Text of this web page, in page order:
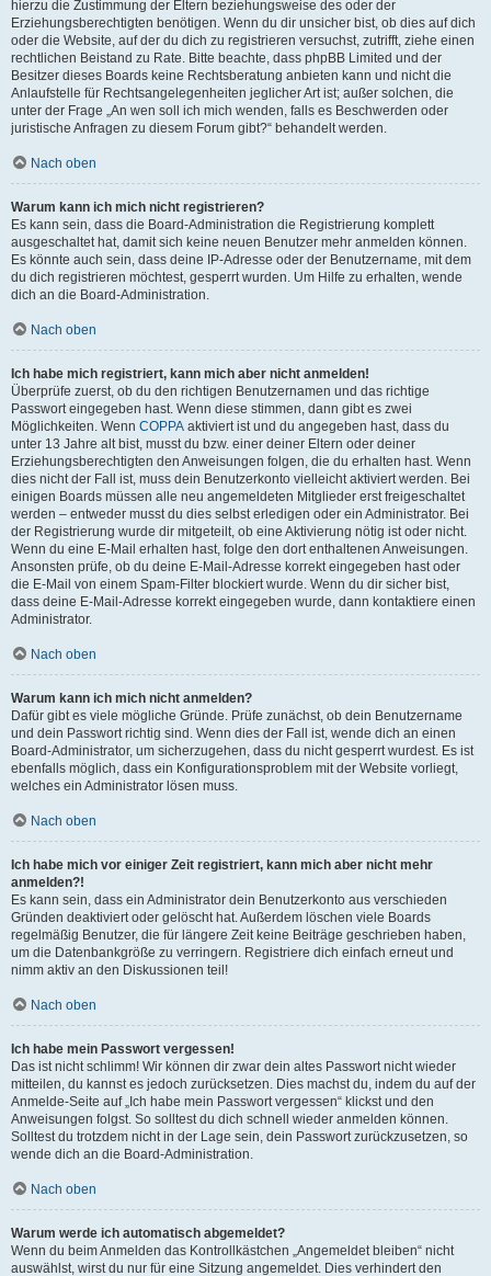
hierzu die Zustimmung der Eltern beziehungsweise des oder der
Erziehungsberechtigten benötigen. Wenn du dir unsicher bist, ob dies auf dich
oder die Website, auf der du dich zu registrieren versuchst, zutrifft, ziehe einen
rechtlichen Beistand zu Rate. Bitte beachte, dass phpBB Limited und der
Besitzer dieses Boards keine Rechtsberatung anbieten kann und nicht die
Anlaufstelle für Rechtsangelegenheiten jeglicher Art ist; außer solchen, die
unter der Frage „An wen soll ich mich wenden, falls es Beschwerden oder
juristische Anfragen zu diesem Forum gibt?“ behandelt werden.
Nach oben
Warum kann ich mich nicht registrieren?
Es kann sein, dass die Board-Administration die Registrierung komplett
ausgeschaltet hat, damit sich keine neuen Benutzer mehr anmelden können.
Es könnte auch sein, dass deine IP-Adresse oder der Benutzername, mit dem
du dich registrieren möchtest, gesperrt wurden. Um Hilfe zu erhalten, wende
dich an die Board-Administration.
Nach oben
Ich habe mich registriert, kann mich aber nicht anmelden!
Überprüfe zuerst, ob du den richtigen Benutzernamen und das richtige
Passwort eingegeben hast. Wenn diese stimmen, dann gibt es zwei
Möglichkeiten. Wenn COPPA aktiviert ist und du angegeben hast, dass du
unter 13 Jahre alt bist, musst du bzw. einer deiner Eltern oder deiner
Erziehungsberechtigten den Anweisungen folgen, die du erhalten hast. Wenn
dies nicht der Fall ist, muss dein Benutzerkonto vielleicht aktiviert werden. Bei
einigen Boards müssen alle neu angemeldeten Mitglieder erst freigeschaltet
werden – entweder musst du dies selbst erledigen oder ein Administrator. Bei
der Registrierung wurde dir mitgeteilt, ob eine Aktivierung nötig ist oder nicht.
Wenn du eine E-Mail erhalten hast, folge den dort enthaltenen Anweisungen.
Ansonsten prüfe, ob du deine E-Mail-Adresse korrekt eingegeben hast oder
die E-Mail von einem Spam-Filter blockiert wurde. Wenn du dir sicher bist,
dass deine E-Mail-Adresse korrekt eingegeben wurde, dann kontaktiere einen
Administrator.
Nach oben
Warum kann ich mich nicht anmelden?
Dafür gibt es viele mögliche Gründe. Prüfe zunächst, ob dein Benutzername
und dein Passwort richtig sind. Wenn dies der Fall ist, wende dich an einen
Board-Administrator, um sicherzugehen, dass du nicht gesperrt wurdest. Es ist
ebenfalls möglich, dass ein Konfigurationsproblem mit der Website vorliegt,
welches ein Administrator lösen muss.
Nach oben
Ich habe mich vor einiger Zeit registriert, kann mich aber nicht mehr
anmelden?!
Es kann sein, dass ein Administrator dein Benutzerkonto aus verschieden
Gründen deaktiviert oder gelöscht hat. Außerdem löschen viele Boards
regelmäßig Benutzer, die für längere Zeit keine Beiträge geschrieben haben,
um die Datenbankgröße zu verringern. Registriere dich einfach erneut und
nimm aktiv an den Diskussionen teil!
Nach oben
Ich habe mein Passwort vergessen!
Das ist nicht schlimm! Wir können dir zwar dein altes Passwort nicht wieder
mitteilen, du kannst es jedoch zurücksetzen. Dies machst du, indem du auf der
Anmelde-Seite auf „Ich habe mein Passwort vergessen“ klickst und den
Anweisungen folgst. So solltest du dich schnell wieder anmelden können.
Solltest du trotzdem nicht in der Lage sein, dein Passwort zurückzusetzen, so
wende dich an die Board-Administration.
Nach oben
Warum werde ich automatisch abgemeldet?
Wenn du beim Anmelden das Kontrollkästchen „Angemeldet bleiben“ nicht
auswählst, wirst du nur für eine Sitzung angemeldet. Dies verhindert den